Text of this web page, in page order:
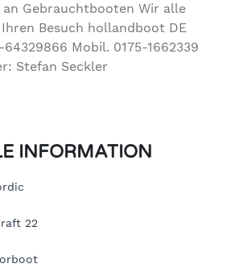
an Gebrauchtbooten Wir alle
Besuch hollandboot DE
64329866 Mobil. 0175-1662339
Stefan Seckler
INFORMATION
22